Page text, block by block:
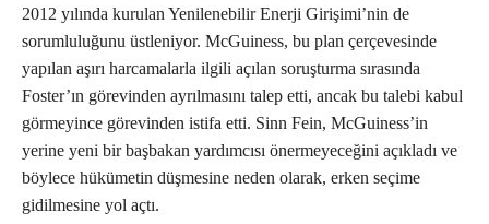
2012 yılında kurulan Yenilenebilir Enerji Girişimi’nin de
sorumluluğunu üstleniyor. McGuiness, bu plan çerçevesinde
yapılan aşırı harcamalarla ilgili açılan soruşturma sırasında
Foster’ın görevinden ayrılmasını talep etti, ancak bu talebi kabul
görmeyince görevinden istifa etti. Sinn Fein, McGuiness’in
yerine yeni bir başbakan yardımcısı önermeyeceğini açıkladı ve
böylece hükümetin düşmesine neden olarak, erken seçime
gidilmesine yol açtı.